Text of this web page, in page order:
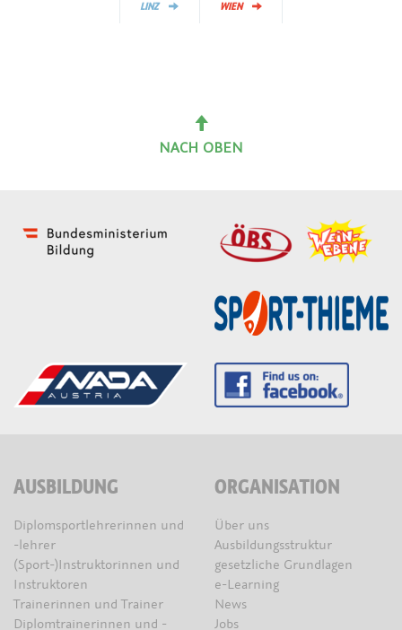
LINZ WIEN
NACH OBEN
AUSBILDUNG
Diplomsportlehrerinnen und
-lehrer
(Sport-)Instruktorinnen und
Instruktoren
Trainerinnen und Trainer
Diplomtrainerinnen und -
ORGANISATION
Über uns
Ausbildungsstruktur
gesetzliche Grundlagen
e-Learning
News
Jobs